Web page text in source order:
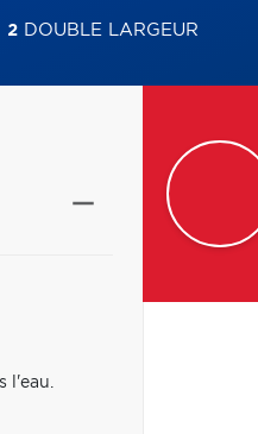
2DOUBLE LARGEUR
l'eau.